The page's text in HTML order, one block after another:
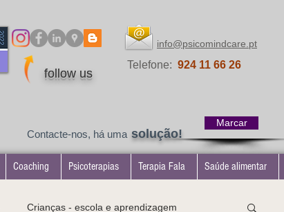
info@psicomindcare.pt
Telefone: 924 11 66 26
follow us
Contacte-nos, há uma solução!
Marcar
Coaching Psicoterapias Terapia Fala Saúde alimentar
Crianças - escola e aprendizagem